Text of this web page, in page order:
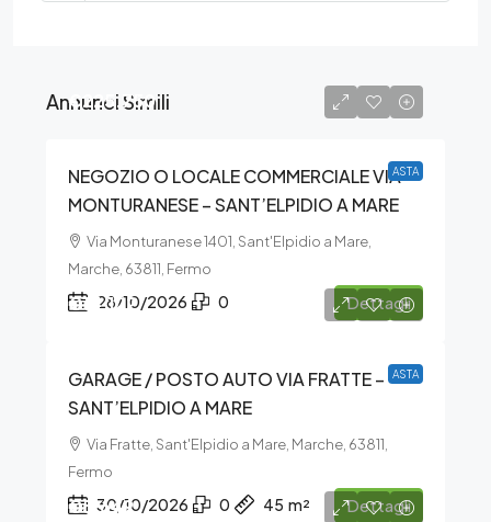
Annunci Simili
ASTA
€225.750
NEGOZIO O LOCALE COMMERCIALE VIA
MONTURANESE – SANT’ELPIDIO A MARE
Via Monturanese 1401, Sant'Elpidio a Mare,
Marche, 63811, Fermo
28/10/2026 0 Dettagli
ASTA
€14.122
GARAGE / POSTO AUTO VIA FRATTE –
SANT’ELPIDIO A MARE
Via Fratte, Sant'Elpidio a Mare, Marche, 63811,
Fermo
30/10/2026 0 45 m² Dettagli
€5.649